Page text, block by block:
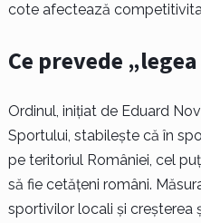
cote afectează
Ce prevede
Ordinul, inițiat de Eduard
Sportului, stabilește că în
pe teritoriul României, cel
să fie cetățeni români.
sportivilor locali și creșterea